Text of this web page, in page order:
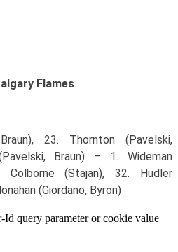
Flames
23. Thornton (Pavelski,
Braun) – 1. Wideman
Colborne (Stajan), 32. Hudler
(Giordano, Byron)